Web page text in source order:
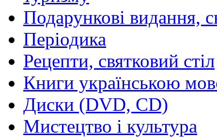
Подарункові видання,
Періодика
Рецепти, святковий стіл
Книги українською
Диски (DVD, CD)
Мистецтво і культура